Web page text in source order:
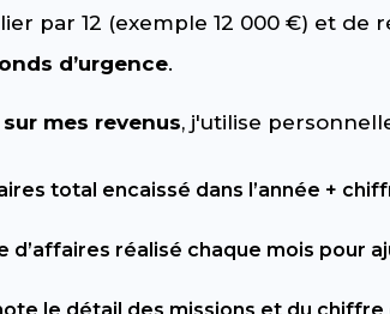
par 12 (exemple 12 000 €) et de
d’urgence.
mes revenus, j'utilise
total encaissé dans l’année +
d’affaires réalisé chaque mois pour